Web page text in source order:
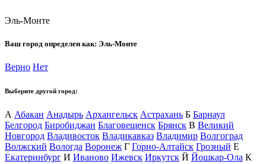
Эль-Монте
Ваш город определен как: Эль-Монте
Верно Нет
Выберите другой город:
А Абакан Анадырь Архангельск Астрахань Б Барнаул
Белгород Биробиджан Благовещенск Брянск В Великий
Новгород Владивосток Владикавказ Владимир Волгоград
Волжский Вологда Воронеж Г Горно-Алтайск Грозный Е
Екатеринбург И Иваново Ижевск Иркутск Й Йошкар-Ола К